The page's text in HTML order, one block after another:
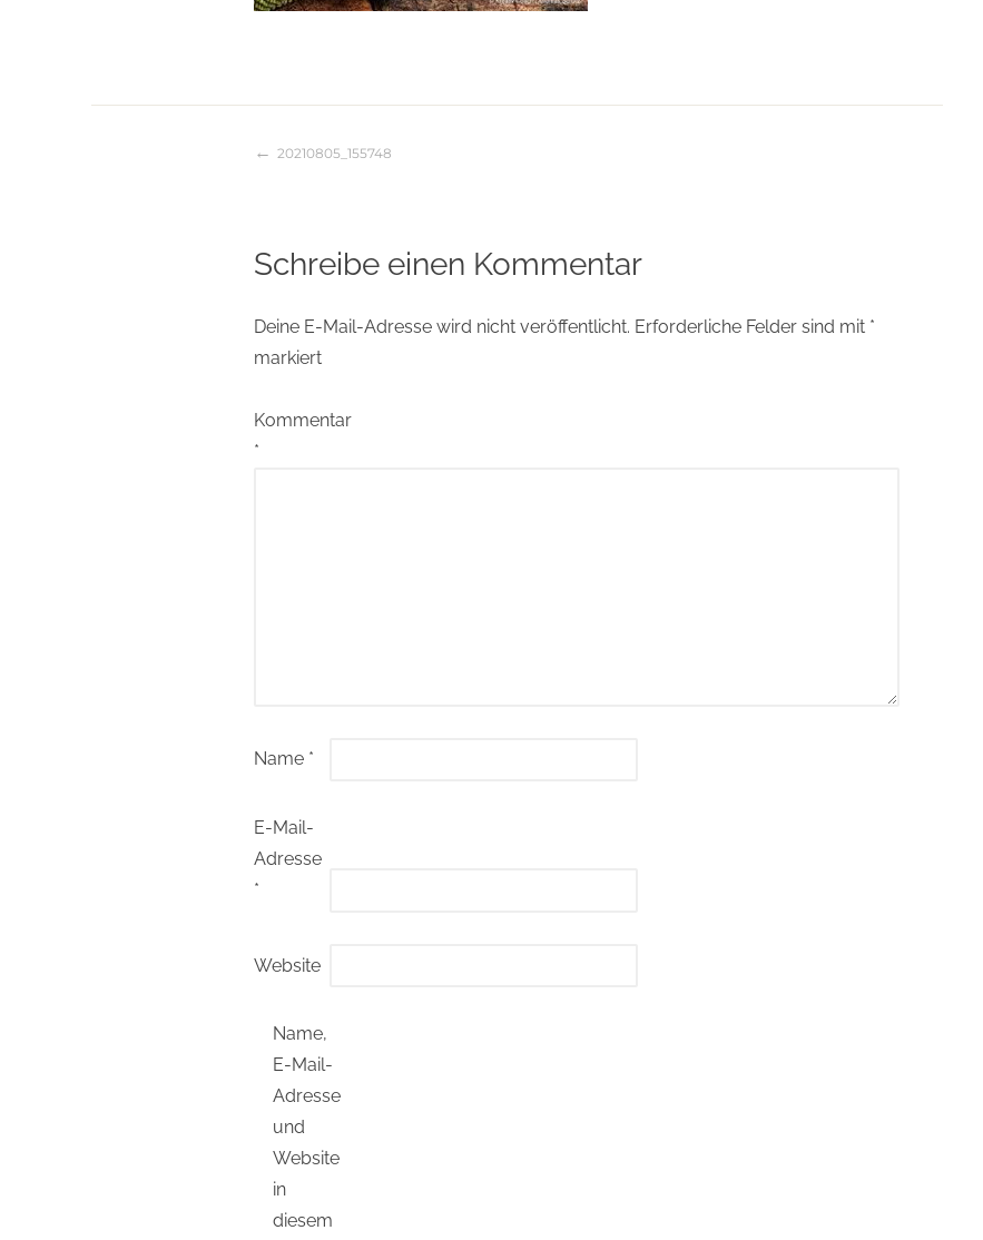
Beitragsnavigation
20210805_155748
Schreibe einen Kommentar
Deine E-Mail-Adresse wird nicht veröffentlicht. Erforderliche Felder sind mit *
markiert
Kommentar
*
Name *
E-Mail-
Adresse
*
Website
Name,
E-Mail-
Adresse
und
Website
in
diesem